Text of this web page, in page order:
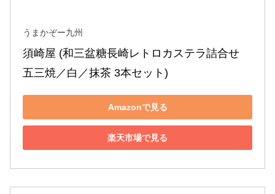
うまかぞー九州
須崎屋 (和三盆糖長崎レトロカステラ詰合せ
五三焼／白／抹茶 3本セット)
Amazonで見る
楽天市場で見る